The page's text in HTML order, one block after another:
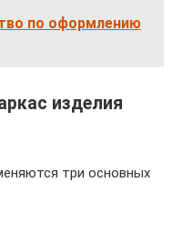
по оформлению
изделия
три основных